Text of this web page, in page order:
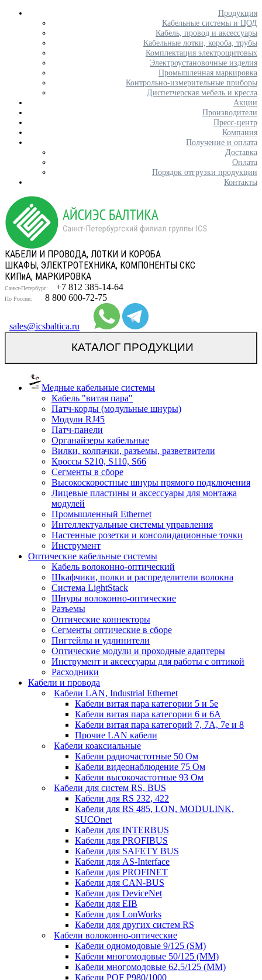
Продукция
Кабельные системы и ЦОД
Кабель, провод и аксессуары
Кабельные лотки, короба, трубы
Комплектация электрощитовых
Электроустановочные изделия
Промышленная маркировка
Контрольно-измерительные приборы
Диспетчерская мебель и кресла
Акции
Производители
Пресс-центр
Компания
Получение и оплата
Доставка
Оплата
Порядок отгрузки продукции
Контакты
КАБЕЛИ И ПРОВОДА, ЛОТКИ И КОРОБА
ШКАФЫ, ЭЛЕКТРОТЕХНИКА, КОМПОНЕНТЫ СКС
КИПиА, МАРКИРОВКА
Санкт-Петербург: +7 812 385-14-64
По России: 8 800 600-72-75
sales@icsbaltica.ru
КАТАЛОГ ПРОДУКЦИИ
Медные кабельные системы
Кабель "витая пара"
Патч-корды (модульные шнуры)
Модули RJ45
Патч-панели
Органайзеры кабельные
Вилки, колпачки, разъемы, разветвители
Кроссы S210, S110, S66
Сегменты в сборе
Высокоскоростные шнуры прямого подключения
Лицевые пластины и аксессуары для монтажа
модулей
Промышленный Ethernet
Интеллектуальные системы управления
Настенные розетки и консолидационные точки
Инструмент
Оптические кабельные системы
Кабель волоконно-оптический
Шкафчики, полки и распределители волокна
Система LightStack
Шнуры волоконно-оптические
Разъемы
Оптические коннекторы
Сегменты оптические в сборе
Пигтейлы и удлинители
Оптические модули и проходные адаптеры
Инструмент и аксессуары для работы с оптикой
Расходники
Кабели и провода
Кабели LAN, Industrial Ethernet
Кабели витая пара категории 5 и 5е
Кабели витая пара категории 6 и 6A
Кабели витая пара категорий 7, 7А, 7е и 8
Прочие LAN кабели
Кабели коаксиальные
Кабели радиочастотные 50 Ом
Кабели видеонаблюдение 75 Ом
Кабели высокочастотные 93 Ом
Кабели для систем RS, BUS
Кабели для RS 232, 422
Кабели для RS 485, LON, MODULINK,
SUCOnet
Кабели для INTERBUS
Кабели для PROFIBUS
Кабели для SAFETY BUS
Кабели для AS-Interface
Кабели для PROFINET
Кабели для CAN-BUS
Кабели для DeviceNet
Кабели для EIB
Кабели для LonWorks
Кабели для других систем RS
Кабели волоконно-оптические
Кабели одномодовые 9/125 (SM)
Кабели многомодовые 50/125 (ММ)
Кабели многомодовые 62,5/125 (ММ)
Кабели POF P980/1000